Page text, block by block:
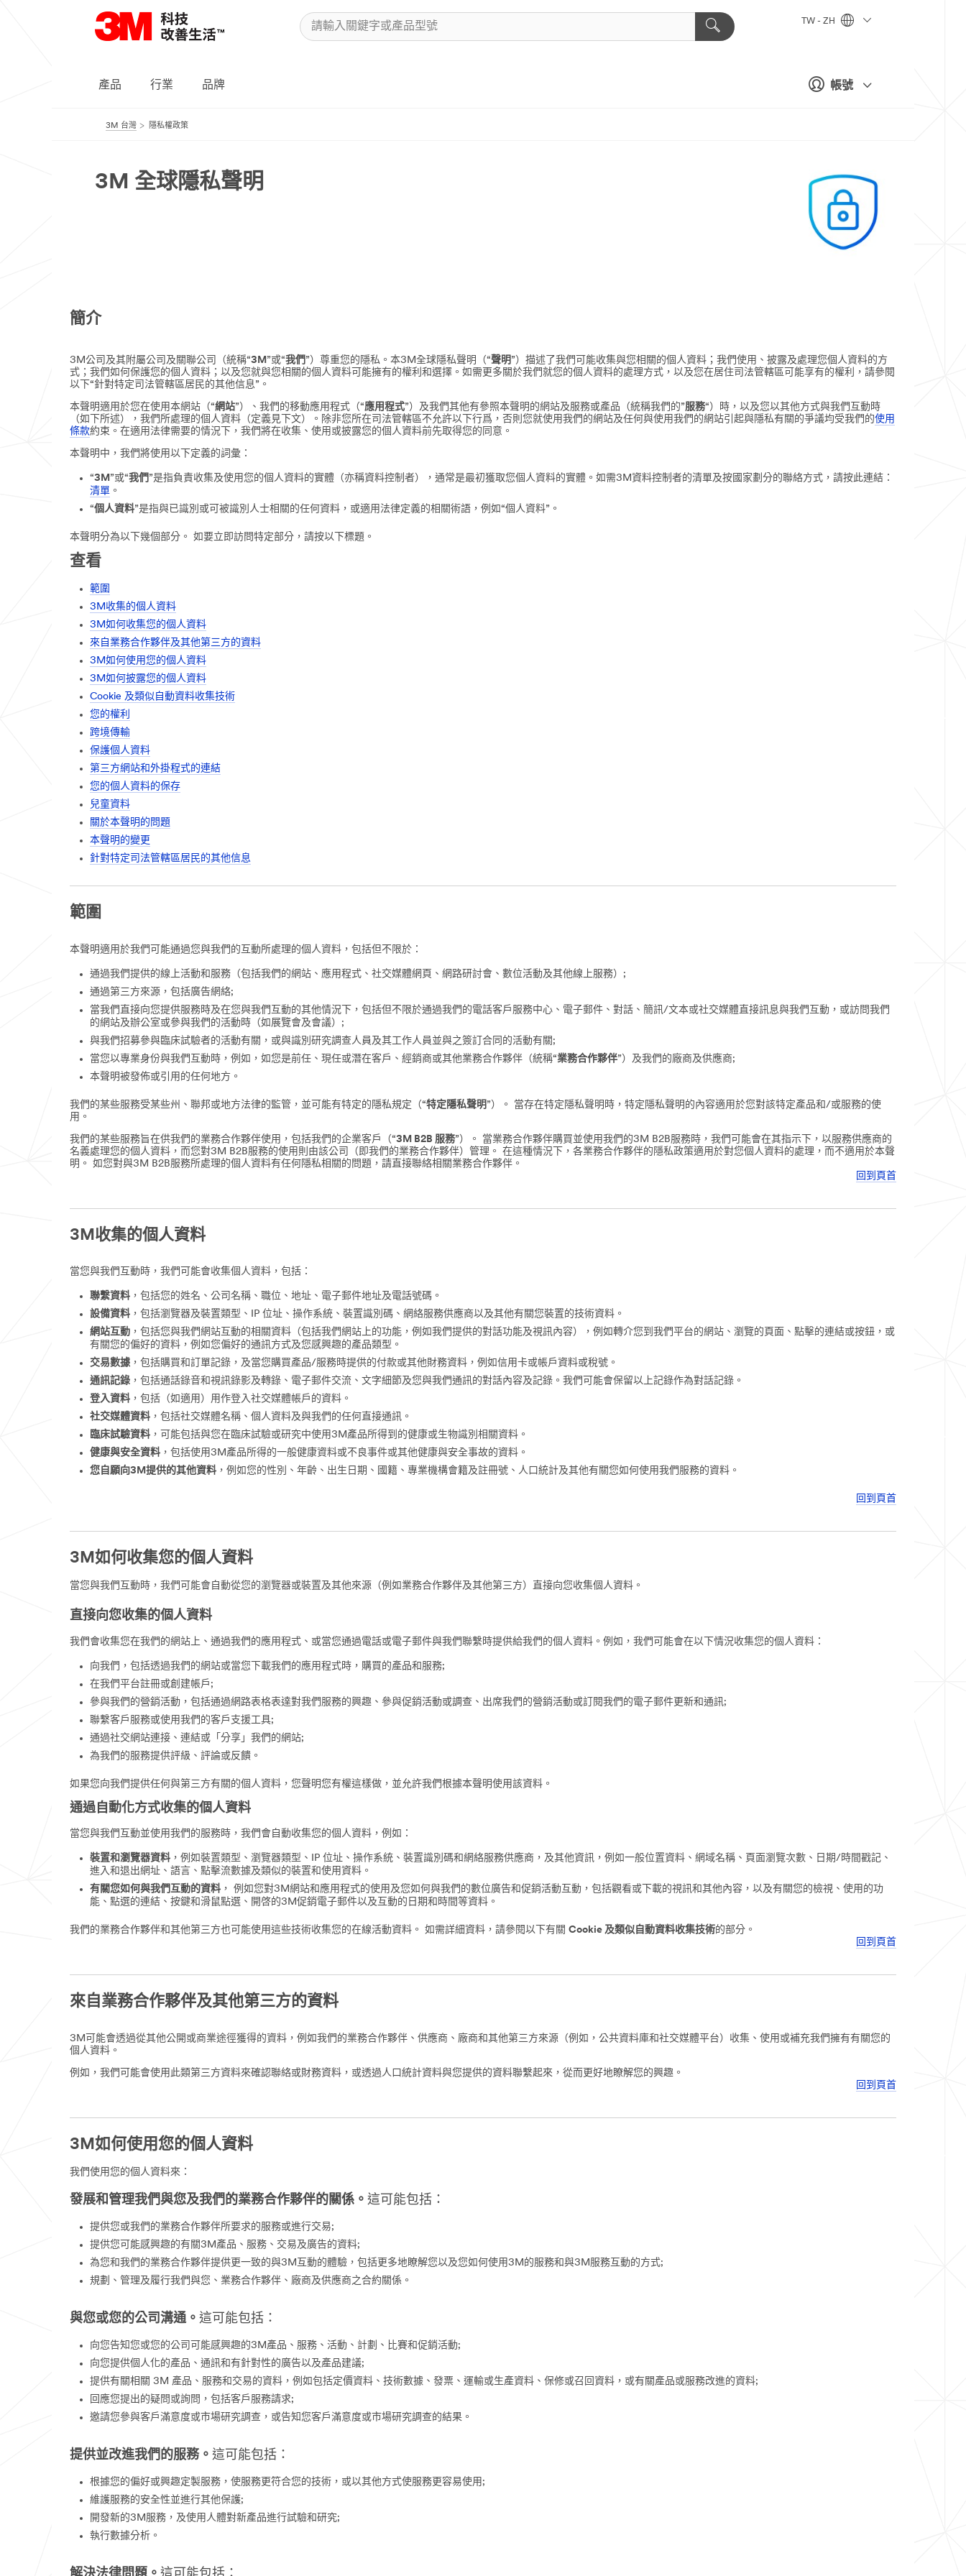
帳號
TW - ZH
產品 行業 品牌
3M 台灣 隱私權政策
3M 全球隱私聲明
簡介
3M公司及其附屬公司及關聯公司（統稱“3M ”或“我們 ”）尊重您的隱私。本3M全球隱私聲明（“聲明 ”）描述了我們可能收集與您相關的個人資料；我們使用、披露及處理您個人資料的方
式；我們如何保護您的個人資料；以及您就與您相關的個人資料可能擁有的權利和選擇。如需更多關於我們就您的個人資料的處理方式，以及您在居住司法管轄區可能享有的權利，請參閱
以下“針對特定司法管轄區居民的其他信息”。
本聲明適用於您在使用本網站（“網站”）、我們的移動應用程式（“應用程式”）及我們其他有參照本聲明的網站及服務或產品（統稱我們的”服務“）時，以及您以其他方式與我們互動時
（如下所述），我們所處理的個人資料（定義見下文）。除非您所在司法管轄區不允許以下行爲，否則您就使用我們的網站及任何與使用我們的網站引起與隱私有關的爭議均受我們的使用
條款約束。在適用法律需要的情況下，我們將在收集、使用或披露您的個人資料前先取得您的同意。
本聲明中，我們將使用以下定義的詞彙：
“3M ”或“我們 ”是指負責收集及使用您的個人資料的實體（亦稱資料控制者），通常是最初獲取您個人資料的實體。如需3M資料控制者的清單及按國家劃分的聯絡方式，請按此連結：
清單 。
“個人資料”是指與已識別或可被識別人士相關的任何資料，或適用法律定義的相關術語，例如“個人資料”。
本聲明分為以下幾個部分。 如要立即訪問特定部分，請按以下標題。
查看
範圍
3M收集的個人資料
3M如何收集您的個人資料
來自業務合作夥伴及其他第三方的資料
3M如何使用您的個人資料
3M如何披露您的個人資料
Cookie 及類似自動資料收集技術
您的權利
跨境傳輸
保護個人資料
第三方網站和外掛程式的連結
您的個人資料的保存
兒童資料
關於本聲明的問題
本聲明的變更
針對特定司法管轄區居民的其他信息
範圍
本聲明適用於我們可能通過您與我們的互動所處理的個人資料，包括但不限於：
通過我們提供的線上活動和服務（包括我們的網站、應用程式、社交媒體網頁、網路研討會、數位活動及其他線上服務）;
通過第三方來源，包括廣告網絡;
當我們直接向您提供服務時及在您與我們互動的其他情況下，包括但不限於通過我們的電話客戶服務中心、電子郵件、對話、簡訊/文本或社交媒體直接訊息與我們互動，或訪問我們
的網站及辦公室或參與我們的活動時（如展覽會及會議）;
與我們招募參與臨床試驗者的活動有關，或與識別研究調查人員及其工作人員並與之簽訂合同的活動有關;
當您以專業身份與我們互動時，例如，如您是前任、現任或潛在客戶、經銷商或其他業務合作夥伴（統稱“業務合作夥伴”）及我們的廠商及供應商;
本聲明被發佈或引用的任何地方。
我們的某些服務受某些州、聯邦或地方法律的監管，並可能有特定的隱私規定（“特定隱私聲明 ”）。 當存在特定隱私聲明時，特定隱私聲明的內容適用於您對該特定產品和/或服務的使
用。
我們的某些服務旨在供我們的業務合作夥伴使用，包括我們的企業客戶（“3M B2B 服務”）。 當業務合作夥伴購買並使用我們的3M B2B服務時，我們可能會在其指示下，以服務供應商的
名義處理您的個人資料，而您對3M B2B服務的使用則由該公司（即我們的業務合作夥伴）管理。 在這種情況下，各業務合作夥伴的隱私政策適用於對您個人資料的處理，而不適用於本聲
明。 如您對與3M B2B服務所處理的個人資料有任何隱私相關的問題，請直接聯絡相關業務合作夥伴。
回到頁首
3M收集的個人資料
當您與我們互動時，我們可能會收集個人資料，包括：
聯繫資料 ，包括您的姓名、公司名稱、職位、地址、電子郵件地址及電話號碼。
設備資料 ，包括瀏覽器及裝置類型、IP 位址、操作系統、裝置識別碼、網絡服務供應商以及其他有關您裝置的技術資料。
網站互動 ，包括您與我們網站互動的相關資料（包括我們網站上的功能，例如我們提供的對話功能及視訊內容），例如轉介您到我們平台的網站、瀏覽的頁面、點擊的連結或按鈕，或
有關您的偏好的資料，例如您偏好的通訊方式及您感興趣的產品類型。
交易數據 ，包括購買和訂單記錄，及當您購買產品/服務時提供的付款或其他財務資料，例如信用卡或帳戶資料或稅號。
通訊記錄 ，包括通話錄音和視訊錄影及轉錄、電子郵件交流、文字細節及您與我們通訊的對話內容及記錄。我們可能會保留以上記錄作為對話記錄。
登入資料 ，包括（如適用）用作登入社交媒體帳戶的資料。
社交媒體資料 ，包括社交媒體名稱、個人資料及與我們的任何直接通訊。
臨床試驗資料 ，可能包括與您在臨床試驗或研究中使用3M產品所得到的健康或生物識別相關資料。
健康與安全資料 ，包括使用3M產品所得的一般健康資料或不良事件或其他健康與安全事故的資料。
您自願向3M提供的其他資料 ，例如您的性別、年齡、出生日期、國籍、專業機構會籍及註冊號、人口統計及其他有關您如何使用我們服務的資料。
回到頁首
3M如何收集您的個人資料
當您與我們互動時，我們可能會自動從您的瀏覽器或裝置及其他來源（例如業務合作夥伴及其他第三方）直接向您收集個人資料。
直接向您收集的個人資料
我們會收集您在我們的網站上、通過我們的應用程式、或當您通過電話或電子郵件與我們聯繫時提供給我們的個人資料。例如，我們可能會在以下情況收集您的個人資料：
向我們，包括透過我們的網站或當您下載我們的應用程式時，購買的產品和服務;
在我們平台註冊或創建帳戶;
參與我們的營銷活動，包括通過網路表格表達對我們服務的興趣、參與促銷活動或調查、出席我們的營銷活動或訂閱我們的電子郵件更新和通訊;
聯繫客戶服務或使用我們的客戶支援工具;
通過社交網站連接、連結或「分享」我們的網站;
為我們的服務提供評級、評論或反饋。
如果您向我們提供任何與第三方有關的個人資料，您聲明您有權這樣做，並允許我們根據本聲明使用該資料。
通過自動化方式收集的個人資料
當您與我們互動並使用我們的服務時，我們會自動收集您的個人資料，例如：
裝置和瀏覽器資料 ，例如裝置類型、瀏覽器類型、IP 位址、操作系統、裝置識別碼和網絡服務供應商，及其他資訊，例如一般位置資料、網域名稱、頁面瀏覽次數、日期/時間戳記、
進入和退出網址、語言、點擊流數據及類似的裝置和使用資料。
有關您如何與我們互動的資料 ， 例如您對3M網站和應用程式的使用及您如何與我們的數位廣告和促銷活動互動，包括觀看或下載的視訊和其他內容，以及有關您的檢視、使用的功
能、點選的連結、按鍵和滑鼠點選、開啓的3M促銷電子郵件以及互動的日期和時間等資料。
我們的業務合作夥伴和其他第三方也可能使用這些技術收集您的在線活動資料。 如需詳細資料，請參閱以下有關 Cookie 及類似自動資料收集技術的部分。
回到頁首
來自業務合作夥伴及其他第三方的資料
3M可能會透過從其他公開或商業途徑獲得的資料，例如我們的業務合作夥伴、供應商、廠商和其他第三方來源（例如，公共資料庫和社交媒體平台）收集、使用或補充我們擁有有關您的
個人資料。
例如，我們可能會使用此類第三方資料來確認聯絡或財務資料，或透過人口統計資料與您提供的資料聯繫起來，從而更好地瞭解您的興趣。
回到頁首
3M如何使用您的個人資料
我們使用您的個人資料來：
發展和管理我們與您及我們的業務合作夥伴的關係。 這可能包括：
提供您或我們的業務合作夥伴所要求的服務或進行交易;
提供您可能感興趣的有關3M產品、服務、交易及廣告的資料;
為您和我們的業務合作夥伴提供更一致的與3M互動的體驗，包括更多地瞭解您以及您如何使用3M的服務和與3M服務互動的方式;
規劃、管理及履行我們與您、業務合作夥伴、廠商及供應商之合約關係。
與您或您的公司溝通。 這可能包括：
向您告知您或您的公司可能感興趣的3M產品、服務、活動、計劃、比賽和促銷活動;
向您提供個人化的產品、通訊和有針對性的廣告以及產品建議;
提供有關相關 3M 產品、服務和交易的資料，例如包括定價資料、技術數據、發票、運輸或生產資料、保修或召回資料，或有關產品或服務改進的資料;
回應您提出的疑問或詢問，包括客戶服務請求;
邀請您參與客戶滿意度或市場研究調查，或告知您客戶滿意度或市場研究調查的結果。
提供並改進我們的服務。 這可能包括：
根據您的偏好或興趣定製服務，使服務更符合您的技術，或以其他方式使服務更容易使用;
維護服務的安全性並進行其他保護;
開發新的3M服務，及使用人體對新產品進行試驗和研究;
執行數據分析。